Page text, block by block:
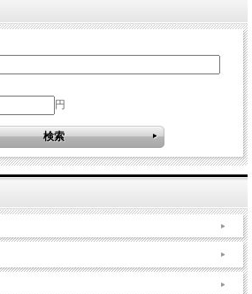
円